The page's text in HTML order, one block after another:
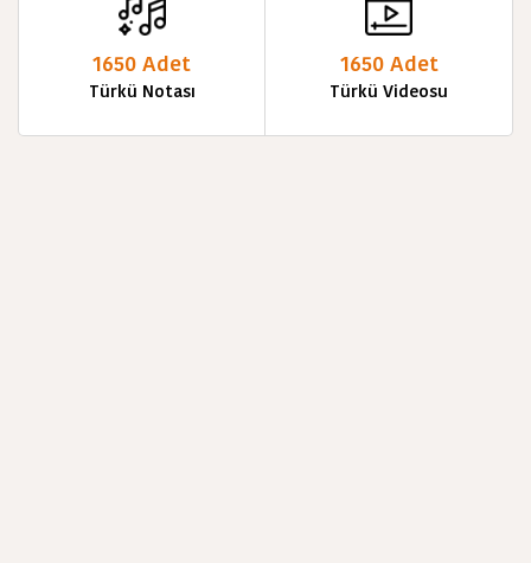
1650 Adet
Türkü Notası
1650 Adet
Türkü Videosu